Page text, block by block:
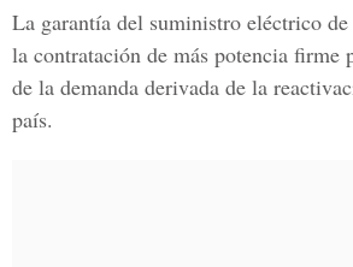
La garantía del suministro eléctrico
la contratación de más potencia firme
de la demanda derivada de la
país.